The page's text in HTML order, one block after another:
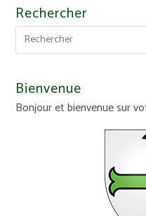
Rechercher
Bienvenue
Bonjour et bienvenue sur